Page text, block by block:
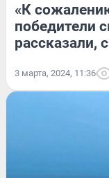
«К
победители
рассказали,
3 марта, 2024, 11:36